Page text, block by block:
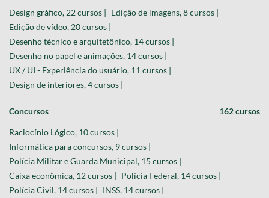
Design gráfico, 22 cursos | Edição de imagens, 8 cursos |
Edição de vídeo, 20 cursos |
Desenho técnico e arquitetônico, 14 cursos |
Desenho no papel e animações, 14 cursos |
UX / UI - Experiência do usuário, 11 cursos |
Design de interiores, 4 cursos |
Concursos 162 cursos
Raciocínio Lógico, 10 cursos |
Informática para concursos, 9 cursos |
Polícia Militar e Guarda Municipal, 15 cursos |
Caixa econômica, 12 cursos | Polícia Federal, 14 cursos |
Polícia Civil, 14 cursos | INSS, 14 cursos |